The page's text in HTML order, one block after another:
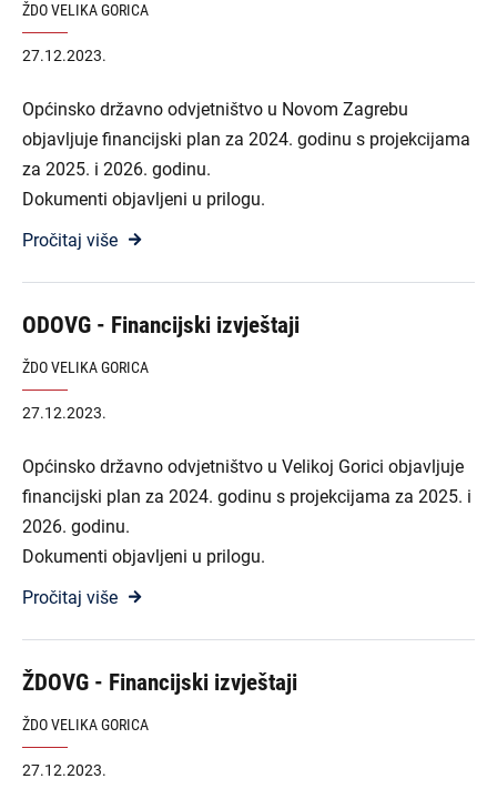
ŽDO VELIKA GORICA
27.12.2023.
Općinsko državno odvjetništvo u Novom Zagrebu
objavljuje financijski plan za 2024. godinu s projekcijama
za 2025. i 2026. godinu.
Dokumenti objavljeni u prilogu.
Pročitaj više
ODOVG - Financijski izvještaji
ŽDO VELIKA GORICA
27.12.2023.
Općinsko državno odvjetništvo u Velikoj Gorici objavljuje
financijski plan za 2024. godinu s projekcijama za 2025. i
2026. godinu.
Dokumenti objavljeni u prilogu.
Pročitaj više
ŽDOVG - Financijski izvještaji
ŽDO VELIKA GORICA
27.12.2023.